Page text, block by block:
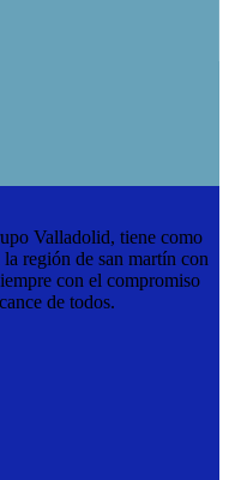
Valladolid, tiene como
región de san martín con
con el compromiso
de todos.